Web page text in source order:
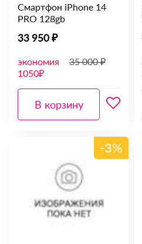
Смартфон iPhone 14
PRO 128gb
33 950 ₽
экономия
1050₽
35 000 ₽
В корзину
-3%